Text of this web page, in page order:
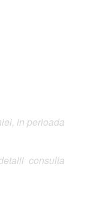
in perioada
consulta